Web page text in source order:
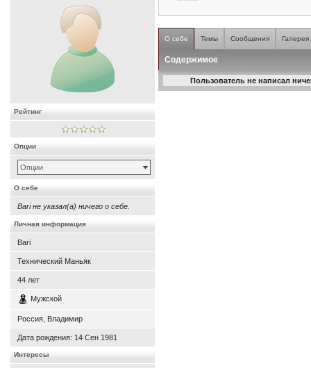
Рейтинг
Опции
Опции
О себе
Bari не указал(а) ничего о себе.
Личная информация
Bari
Технический Маньяк
44 лет
Мужской
Россия, Владимир
Дата рождения: 14 Сен 1981
Интересы
О себе Темы Сообщения Галерея
Содержимое
Пользователь не написал